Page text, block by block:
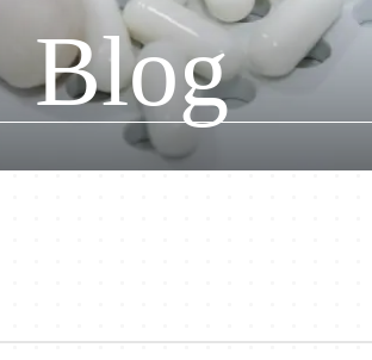
Blog